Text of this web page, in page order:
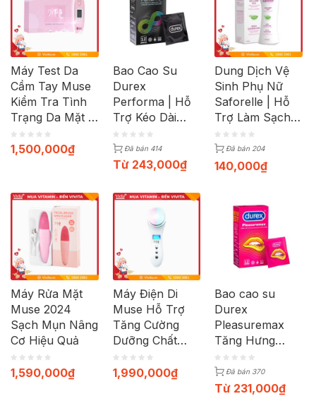
Máy Test Da
Cầm Tay Muse
Kiểm Tra Tình
Trạng Da Mặt |
Bộ Gồm Máy +
Cáp Sạc
1,500,000₫
Bao Cao Su
Durex
Performa | Hỗ
Trợ Kéo Dài
Thời Gian | Hộp
12cĐã bán 414
Từ 243,000₫
Dung Dịch Vệ
Sinh Phụ Nữ
Saforelle | Hỗ
Trợ Làm Sạch
Và Kháng
Khuẩn | Chai
100ml
Đã bán 204
140,000₫
Máy Rửa Mặt
Muse 2024
Sạch Mụn Nâng
Cơ Hiệu Quả
1,590,000₫
Máy Điện Di
Muse Hỗ Trợ
Tăng Cường
Dưỡng Chất
Vào Da | Máy +
Cáp sạc
1,990,000₫
Bao cao su
Durex
Pleasuremax
Tăng Hưng
Phấn | Hộp 12c
Đã bán 370
Từ 231,000₫